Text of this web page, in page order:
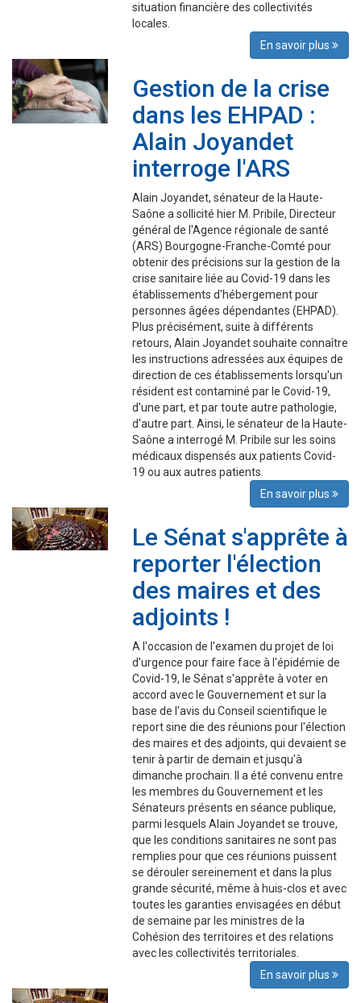
situation financière des collectivités
locales.
En savoir plus
Gestion de la crise
dans les EHPAD :
Alain Joyandet
interroge l'ARS
Alain Joyandet, sénateur de la Haute-
Saône a sollicité hier M. Pribile, Directeur
général de l'Agence régionale de santé
(ARS) Bourgogne-Franche-Comté pour
obtenir des précisions sur la gestion de la
crise sanitaire liée au Covid-19 dans les
établissements d'hébergement pour
personnes âgées dépendantes (EHPAD).
Plus précisément, suite à différents
retours, Alain Joyandet souhaite connaître
les instructions adressées aux équipes de
direction de ces établissements lorsqu'un
résident est contaminé par le Covid-19,
d'une part, et par toute autre pathologie,
d'autre part. Ainsi, le sénateur de la Haute-
Saône a interrogé M. Pribile sur les soins
médicaux dispensés aux patients Covid-
19 ou aux autres patients.
En savoir plus
Le Sénat s'apprête à
reporter l'élection
des maires et des
adjoints !
A l'occasion de l'examen du projet de loi
d'urgence pour faire face à l'épidémie de
Covid-19, le Sénat s'apprête à voter en
accord avec le Gouvernement et sur la
base de l'avis du Conseil scientifique le
report sine die des réunions pour l'élection
des maires et des adjoints, qui devaient se
tenir à partir de demain et jusqu'à
dimanche prochain. Il a été convenu entre
les membres du Gouvernement et les
Sénateurs présents en séance publique,
parmi lesquels Alain Joyandet se trouve,
que les conditions sanitaires ne sont pas
remplies pour que ces réunions puissent
se dérouler sereinement et dans la plus
grande sécurité, même à huis-clos et avec
toutes les garanties envisagées en début
de semaine par les ministres de la
Cohésion des territoires et des relations
avec les collectivités territoriales.
En savoir plus